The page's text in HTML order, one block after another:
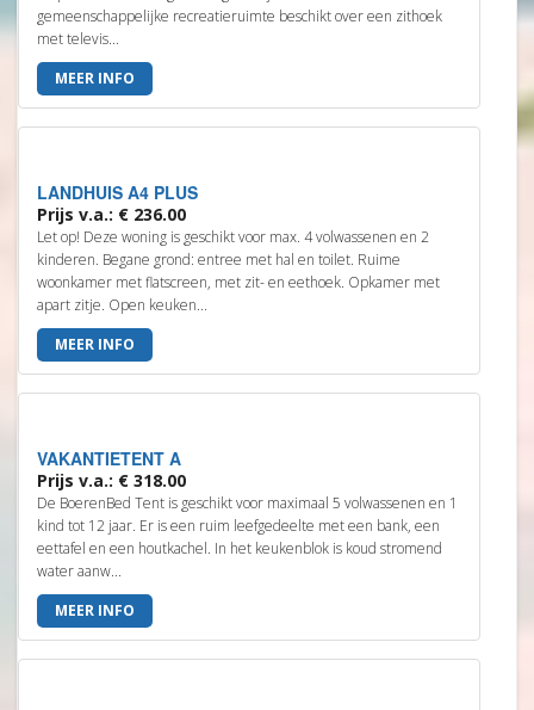
gemeenschappelijke recreatieruimte beschikt over een zithoek
met televis...
MEER INFO
LANDHUIS A4 PLUS
Prijs v.a.: € 236.00
Let op! Deze woning is geschikt voor max. 4 volwassenen en 2
kinderen. Begane grond: entree met hal en toilet. Ruime
woonkamer met flatscreen, met zit- en eethoek. Opkamer met
apart zitje. Open keuken...
MEER INFO
VAKANTIETENT A
Prijs v.a.: € 318.00
De BoerenBed Tent is geschikt voor maximaal 5 volwassenen en 1
kind tot 12 jaar. Er is een ruim leefgedeelte met een bank, een
eettafel en een houtkachel. In het keukenblok is koud stromend
water aanw...
MEER INFO